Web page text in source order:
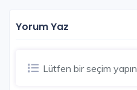
Yorum Yaz
Lütfen bir seçim yapın...